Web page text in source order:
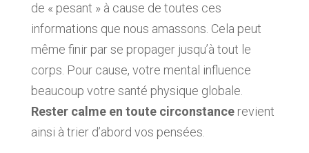
de « pesant » à cause de toutes ces
informations que nous amassons. Cela peut
même finir par se propager jusqu’à tout le
corps. Pour cause, votre mental influence
beaucoup votre santé physique globale.
Rester calme en toute circonstancerevient
ainsi à trier d’abord vos pensées.